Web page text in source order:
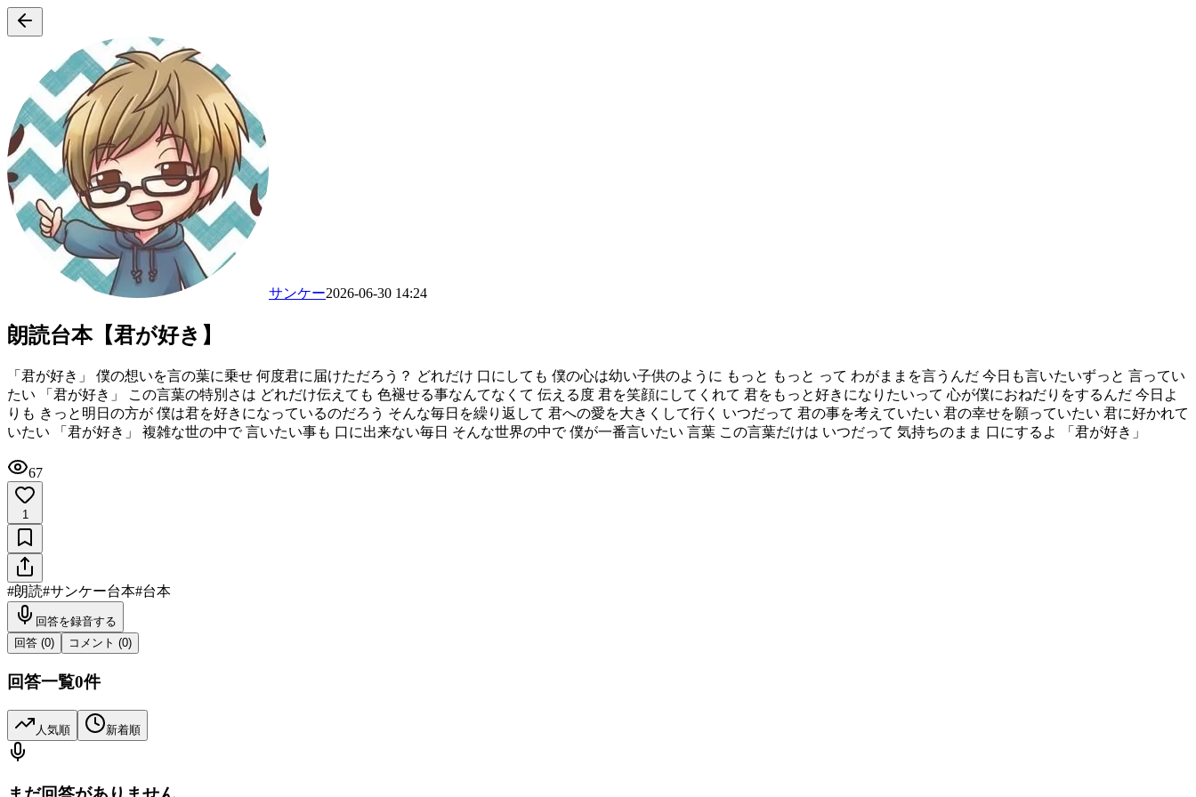
サンケー2026-06-30 14:24
朗読台本【君が好き】
「君が好き」 僕の想いを言の葉に乗せ 何度君に届けただろう？ どれだけ 口にしても 僕の心は幼い子供のように もっと もっと って わがままを言うんだ 今日も言いたいずっと 言ってい
たい 「君が好き」 この言葉の特別さは どれだけ伝えても 色褪せる事なんてなくて 伝える度 君を笑顔にしてくれて 君をもっと好きになりたいって 心が僕におねだりをするんだ 今日よ
りも きっと明日の方が 僕は君を好きになっているのだろう そんな毎日を繰り返して 君への愛を大きくして行く いつだって 君の事を考えていたい 君の幸せを願っていたい 君に好かれて
いたい 「君が好き」 複雑な世の中で 言いたい事も 口に出来ない毎日 そんな世界の中で 僕が一番言いたい 言葉 この言葉だけは いつだって 気持ちのまま 口にするよ 「君が好き」
67
1
#朗読#サンケー台本#台本
回答を録音する
回答 (0) コメント (0)
回答一覧0件
人気順 新着順